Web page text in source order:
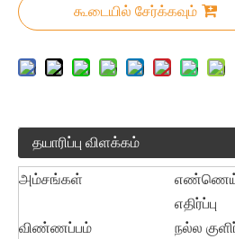
கூடையில் சேர்க்கவும்
தயாரிப்பு விளக்கம்
அம்சங்கள்
எண்ணெய்
எதிர்ப்பு
விண்ணப்பம்
நல்ல